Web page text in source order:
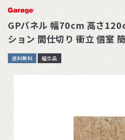
GPパネル 幅70cm 高さ
ション 間仕切り 衝立 個室
送料無料 組立品